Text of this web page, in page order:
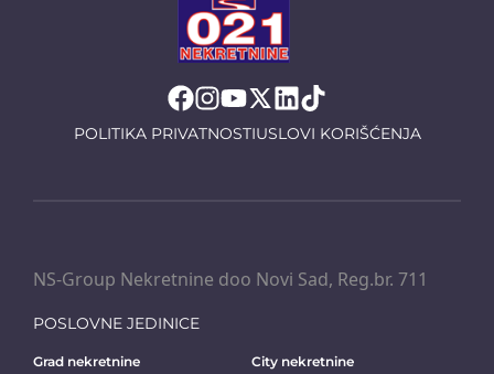
POLITIKA PRIVATNOSTIUSLOVI KORIŠĆENJA
NS-Group Nekretnine doo Novi Sad, Reg.br. 711
POSLOVNE JEDINICE
Grad nekretnine
City nekretnine